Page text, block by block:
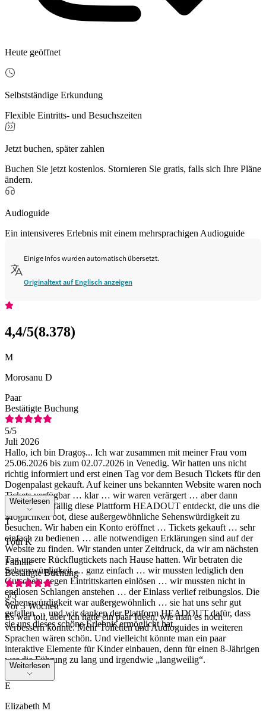
Heute geöffnet
Selbstständige Erkundung
Flexible Eintritts- und Besuchszeiten
Jetzt buchen, später zahlen
Buchen Sie jetzt kostenlos. Stornieren Sie gratis, falls sich Ihre Pläne
ändern.
Audioguide
Ein intensiveres Erlebnis mit einem mehrsprachigen Audioguide
Einige Infos wurden automatisch übersetzt.
Originaltext auf Englisch anzeigen
4,4/5(8.378)
M
Morosanu D
Paar
Bestätigte Buchung
5/5
Juli 2026
Hallo, ich bin Dragoș... Ich war zusammen mit meiner Frau vom
25.06.2026 bis zum 02.07.2026 in Venedig. Wir hatten uns nicht
richtig informiert und erst einen Tag vor dem Besuch Tickets für den
Dogenpalast gekauft. Auf keiner uns bekannten Website waren noch
Tickets verfügbar … klar … wir waren verärgert … aber dann
haben wir zufällig diese Plattform HEADOUT entdeckt, die uns die
Möglichkeit bot, diese außergewöhnliche Sehenswürdigkeit zu
besuchen. Wir haben ein Konto eröffnet … Tickets gekauft … sehr
einfach zu bedienen … alle notwendigen Erklärungen sind auf der
Website zu finden. Wir standen unter Zeitdruck, da wir am nächsten
Tag unsere Rückflugtickets nach Hause hatten. Wir betraten die
Sehenswürdigkeit … ganz einfach … wir mussten lediglich den
Gutschein gegen Eintrittskarten einlösen … wir mussten nicht in
endlosen Schlangen anstehen … der Einlass verlief reibungslos. Die
Sehenswürdigkeit war außergewöhnlich … sie hat uns sehr gut
gefallen … und wir danken der Plattform HEADOUT dafür, dass
sie uns dieses schöne Erlebnis ermöglicht hat.
Weiterlesen
T
Tóth K
Familie
Bestätigte Buchung
5/5
Vor 3 Wochen
Es war toll, aber ich hatte ein paar Ideen, wie man es noch
verbessern könnte. Mehr Toiletten und Audioguides in weiteren
Sprachen wären schön. Und vielleicht könnte man ein paar
interaktive Elemente für Kinder einbauen, denn für einen 8-Jährigen
war die Führung zu lang und irgendwie „langweilig“.
Weiterlesen
E
Elizabeth M